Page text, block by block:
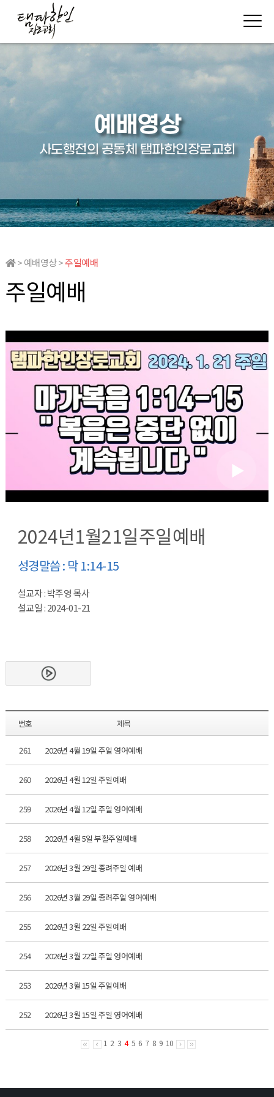
예배영상
사도행전의 공동체 탬파한인장로교회
> 예배영상 >주일예배
주일예배
2024년1월21일주일예배
성경말씀 : 막 1:14-15
설교자 : 박주영 목사
설교일 : 2024-01-21
번호 제목
261 2026년 4월 19일 주일 영어예배
260 2026년 4월 12일 주일예배
259 2026년 4월 12일 주일 영어예배
258 2026년 4월 5일 부활주일예배
257 2026년 3월 29일 종려주일 예배
256 2026년 3월 29일 종려주일 영어예배
255 2026년 3월 22일 주일예배
254 2026년 3월 22일 주일 영어예배
253 2026년 3월 15일 주일예배
252 2026년 3월 15일 주일 영어예배
1 2 3 4 5 6 7 8 9 10